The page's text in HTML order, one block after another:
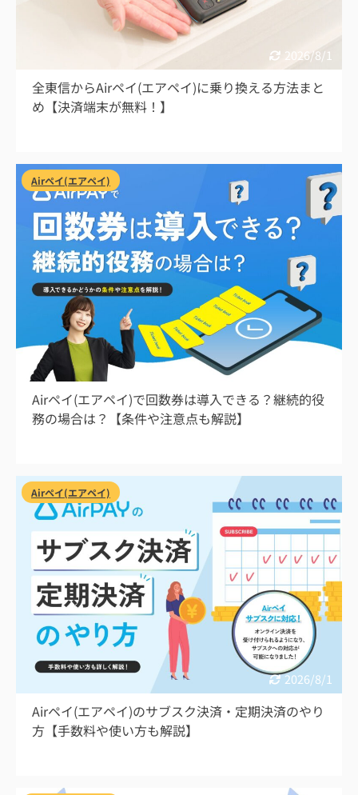
2026/8/1
全東信からAirペイ(エアペイ)に乗り換える方法まと
め【決済端末が無料！】
Airペイ(エアペイ)
Airペイ(エアペイ)で回数券は導入できる？継続的役
務の場合は？【条件や注意点も解説】
2026/8/1
Airペイ(エアペイ)
Airペイ(エアペイ)のサブスク決済・定期決済のやり
方【手数料や使い方も解説】